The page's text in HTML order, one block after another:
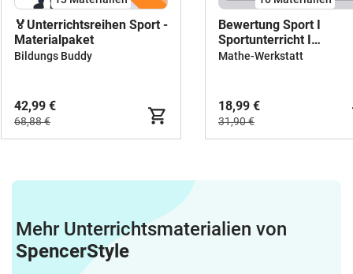
🏅Unterrichtsreihen Sport -
Materialpaket
Bildungs Buddy
42,99 €
68,88 €
Bewertung Sport I
Sportunterricht I
Kompetenzraster I
Mathe-Werkstatt
18,99 €
31,90 €
Mehr Unterrichtsmaterialien von
SpencerStyle